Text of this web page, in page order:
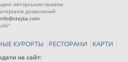
авторським правом
дозволений
info@stejka.com
КУРОРТЫ | РЕСТОРАНИ | КАРТИ |
на сайт: